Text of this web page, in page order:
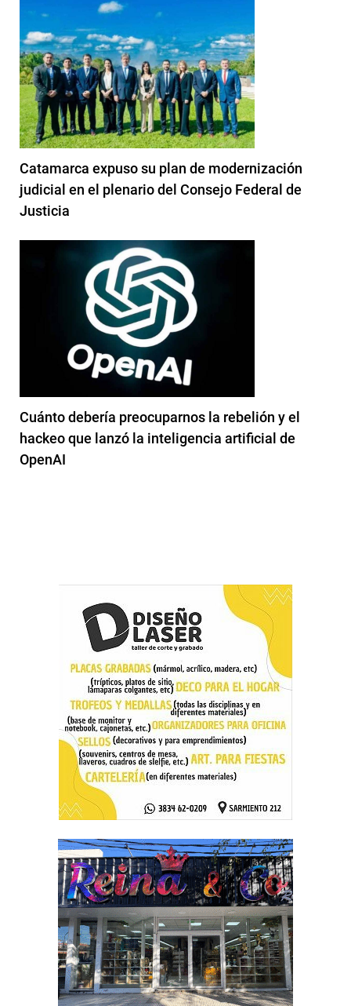
Catamarca expuso su plan de modernización
judicial en el plenario del Consejo Federal de
Justicia
Cuánto debería preocuparnos la rebelión y el
hackeo que lanzó la inteligencia artificial de
OpenAI